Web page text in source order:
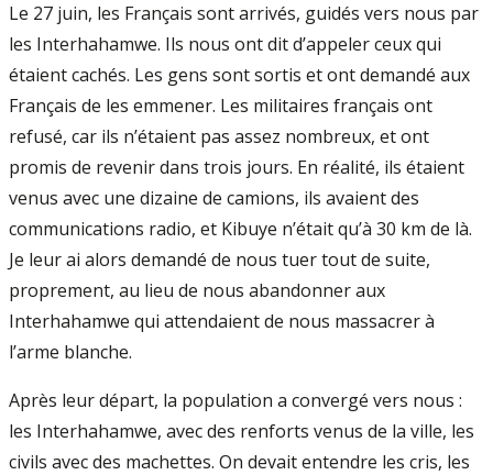
Le 27 juin, les Français sont arrivés, guidés vers nous par
les Interhahamwe. Ils nous ont dit d’appeler ceux qui
étaient cachés. Les gens sont sortis et ont demandé aux
Français de les emmener. Les militaires français ont
refusé, car ils n’étaient pas assez nombreux, et ont
promis de revenir dans trois jours. En réalité, ils étaient
venus avec une dizaine de camions, ils avaient des
communications radio, et Kibuye n’était qu’à 30 km de là.
Je leur ai alors demandé de nous tuer tout de suite,
proprement, au lieu de nous abandonner aux
Interhahamwe qui attendaient de nous massacrer à
l’arme blanche.
Après leur départ, la population a convergé vers nous :
les Interhahamwe, avec des renforts venus de la ville, les
civils avec des machettes. On devait entendre les cris, les